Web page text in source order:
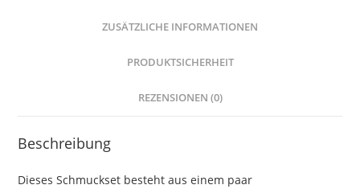
ZUSÄTZLICHE INFORMATIONEN
PRODUKTSICHERHEIT
REZENSIONEN (0)
Beschreibung
Dieses Schmuckset besteht aus einem paar